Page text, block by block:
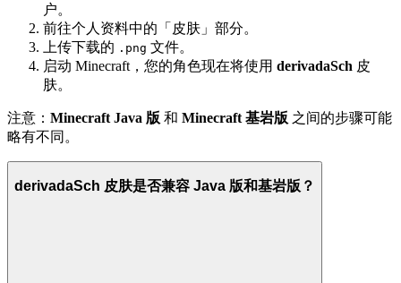
户。
前往个人资料中的「皮肤」部分。
上传下载的 .png 文件。
启动 Minecraft，您的角色现在将使用 derivadaSch 皮
肤。
注意： Minecraft Java 版 和 Minecraft 基岩版 之间的步骤可能
略有不同。
derivadaSch 皮肤是否兼容 Java 版和基岩版？